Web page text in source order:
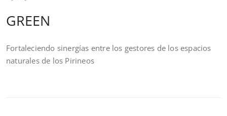
GREEN
Fortaleciendo sinergías entre los gestores de los espacios
naturales de los Pirineos